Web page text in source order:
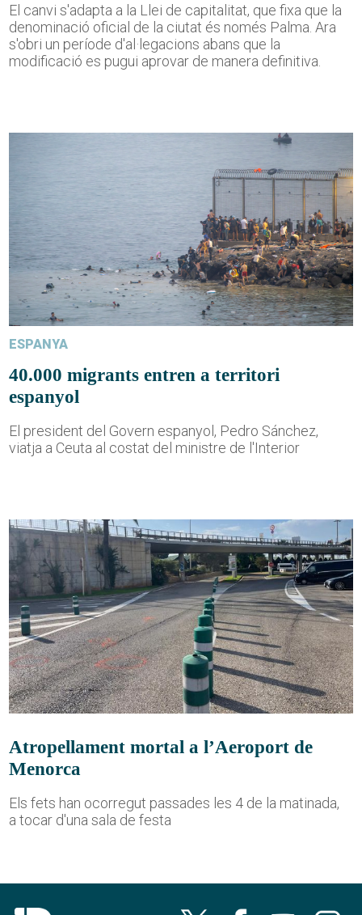
El canvi s'adapta a la Llei de capitalitat, que fixa que la
denominació oficial de la ciutat és només Palma. Ara
s'obri un període d'al·legacions abans que la
modificació es pugui aprovar de manera definitiva.
ESPANYA
40.000 migrants entren a territori
espanyol
El president del Govern espanyol, Pedro Sánchez,
viatja a Ceuta al costat del ministre de l'Interior
Atropellament mortal a l’Aeroport de
Menorca
Els fets han ocorregut passades les 4 de la matinada,
a tocar d'una sala de festa